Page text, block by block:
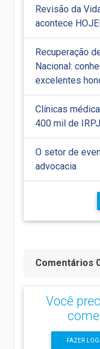
Revisão da
acontece
Recuperação
Nacional:
excelentes
Clínicas
400 mil de
O setor de
advocacia
Comentários
Você
FAZER